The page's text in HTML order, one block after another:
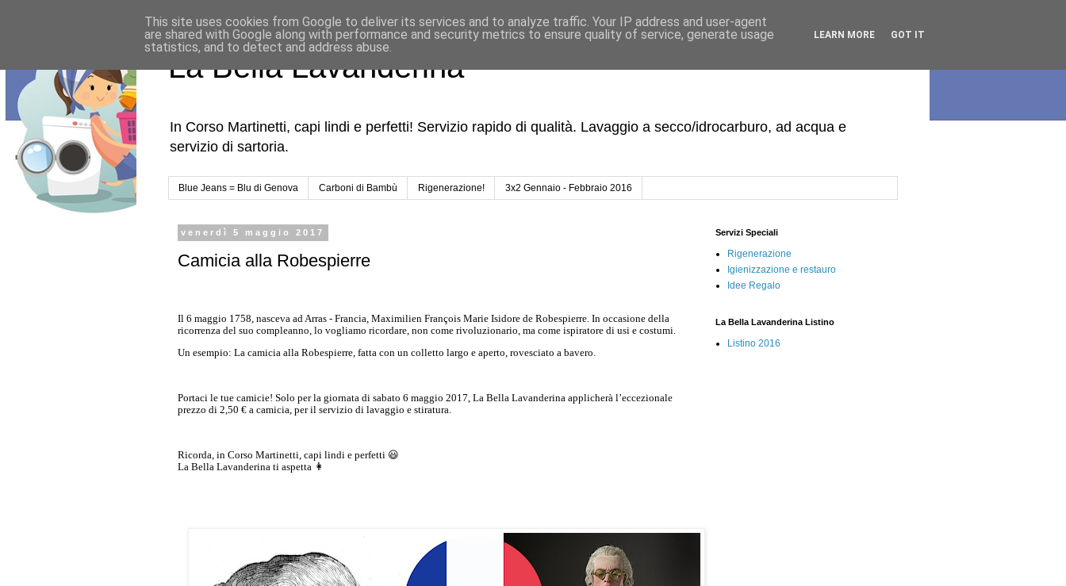
La Bella Lavanderina
In Corso Martinetti, capi lindi e perfetti! Servizio rapido di qualità. Lavaggio a secco/idrocarburo, ad acqua e
servizio di sartoria.
Blue Jeans = Blu di Genova Carboni di Bambù Rigenerazione! 3x2 Gennaio - Febbraio 2016
venerdì 5 maggio 2017
Camicia alla Robespierre
Il 6 maggio 1758, nasceva ad Arras - Francia, Maximilien François Marie Isidore de Robespierre. In occasione della
ricorrenza del suo compleanno, lo vogliamo ricordare, non come rivoluzionario, ma come ispiratore di usi e costumi.
Un esempio: La camicia alla Robespierre, fatta con un colletto largo e aperto, rovesciato a bavero.
Portaci le tue camicie! Solo per la giornata di sabato 6 maggio 2017, La Bella Lavanderina applicherà l’eccezionale
prezzo di 2,50 € a camicia, per il servizio di lavaggio e stiratura.
Ricorda, in Corso Martinetti, capi lindi e perfetti 😃
La Bella Lavanderina ti aspetta 👩
Servizi Speciali
Rigenerazione
Igienizzazione e restauro
Idee Regalo
La Bella Lavanderina Listino
Listino 2016
This site uses cookies from Google to deliver its services and to analyze traffic. Your IP address and user-agent
are shared with Google along with performance and security metrics to ensure quality of service, generate usage
statistics, and to detect and address abuse.
LEARN MORE GOT IT